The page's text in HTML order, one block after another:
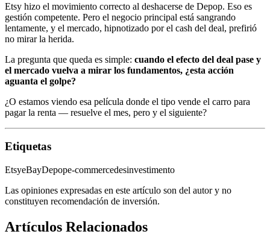
Etsy hizo el movimiento correcto al deshacerse de Depop. Eso es
gestión competente. Pero el negocio principal está sangrando
lentamente, y el mercado, hipnotizado por el cash del deal, prefirió
no mirar la herida.
La pregunta que queda es simple: cuando el efecto del deal pase y
el mercado vuelva a mirar los fundamentos, ¿esta acción
aguanta el golpe?
¿O estamos viendo esa película donde el tipo vende el carro para
pagar la renta — resuelve el mes, pero y el siguiente?
Etiquetas
EtsyeBayDepope-commercedesinvestimento
Las opiniones expresadas en este artículo son del autor y no
constituyen recomendación de inversión.
Artículos Relacionados